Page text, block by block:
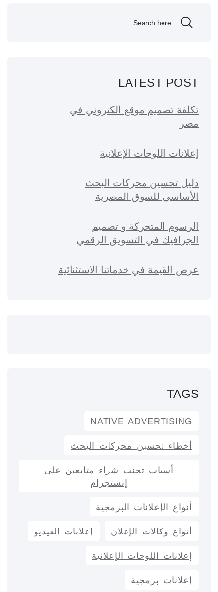
LATEST POST
تكلفة تصميم موقع الكتروني في
مصر
إعلانات اللوحات الإعلانية
دليل تحسين محركات البحث
الأساسي للسوق المصرية
الرسوم المتحركة و تصميم
الجرافيك في التسويق الرقمي
عرض القيمة في خدماتنا الاستثنائية
TAGS
NATIVE ADVERTISING
أخطاء تحسين محركات البحث
أسباب تجنب شراء متابعين على
إنستجرام
أنواع الإعلانات البرمجية
أنواع وكالات الإعلان إعلانات الفيديو
إعلانات اللوحات الإعلانية
إعلانات برمجية